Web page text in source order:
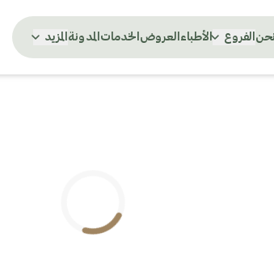
الفروع الأطباء العروض الخدمات المدونة المزيد